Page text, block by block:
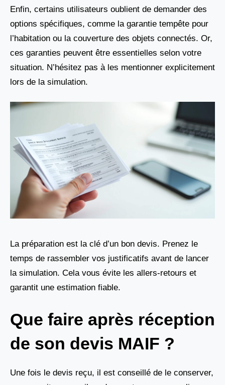
Enfin, certains utilisateurs oublient de demander des
options spécifiques, comme la garantie tempête pour
l’habitation ou la couverture des objets connectés. Or,
ces garanties peuvent être essentielles selon votre
situation. N’hésitez pas à les mentionner explicitement
lors de la simulation.
La préparation est la clé d’un bon devis. Prenez le
temps de rassembler vos justificatifs avant de lancer
la simulation. Cela vous évite les allers-retours et
garantit une estimation fiable.
Que faire après réception
de son devis MAIF ?
Une fois le devis reçu, il est conseillé de le conserver,